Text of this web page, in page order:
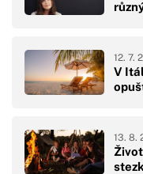
V
12. 7.
13. 8.